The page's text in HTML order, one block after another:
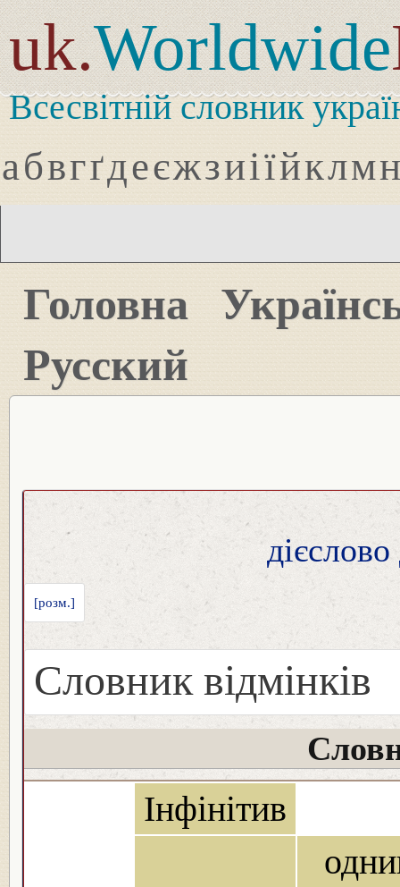
uk.Worldwide
Всесвітній словник
абвгґдеєжзиіїйклмн
Головна
Русский
[розм.]
Словник відмінків
Інфінітив